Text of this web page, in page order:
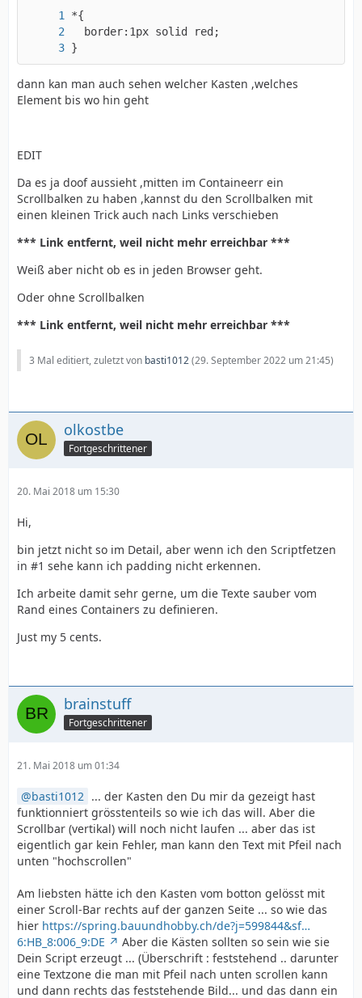
}
dann kan man auch sehen welcher Kasten ,welches
Element bis wo hin geht
EDIT
Da es ja doof aussieht ,mitten im Containeerr ein
Scrollbalken zu haben ,kannst du den Scrollbalken mit
einen kleinen Trick auch nach Links verschieben
*** Link entfernt, weil nicht mehr erreichbar ***
Weiß aber nicht ob es in jeden Browser geht.
Oder ohne Scrollbalken
*** Link entfernt, weil nicht mehr erreichbar ***
3 Mal editiert, zuletzt von basti1012(29. September 2022 um 21:45)
olkostbe
Fortgeschrittener
20. Mai 2018 um 15:30
Hi,
bin jetzt nicht so im Detail, aber wenn ich den Scriptfetzen
in #1 sehe kann ich padding nicht erkennen.
Ich arbeite damit sehr gerne, um die Texte sauber vom
Rand eines Containers zu definieren.
Just my 5 cents.
brainstuff
Fortgeschrittener
21. Mai 2018 um 01:34
basti1012 ... der Kasten den Du mir da gezeigt hast
funktionniert grösstenteils so wie ich das will. Aber die
Scrollbar (vertikal) will noch nicht laufen ... aber das ist
eigentlich gar kein Fehler, man kann den Text mit Pfeil nach
unten "hochscrollen"
Am liebsten hätte ich den Kasten vom botton gelösst mit
einer Scroll-Bar rechts auf der ganzen Seite ... so wie das
hier https://spring.bauundhobby.ch/de?j=599844&sf…
6:HB_8:006_9:DE
Aber die Kästen sollten so sein wie sie
Dein Script erzeugt ... (Überschrift : feststehend .. darunter
eine Textzone die man mit Pfeil nach unten scrollen kann
und dann rechts das feststehende Bild... und das dann ein